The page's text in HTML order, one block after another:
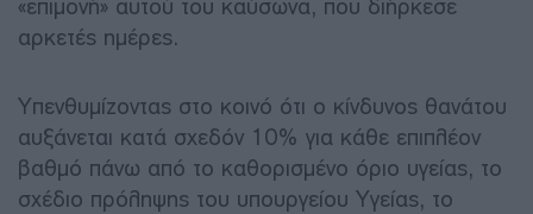
«επιμονή» αυτού του καύσωνα, που διήρκεσε
αρκετές ημέρες.
Υπενθυμίζοντας στο κοινό ότι ο κίνδυνος θανάτου
αυξάνεται κατά σχεδόν 10% για κάθε επιπλέον
βαθμό πάνω από το καθορισμένο όριο υγείας, το
σχέδιο πρόληψης του υπουργείου Υγείας, το